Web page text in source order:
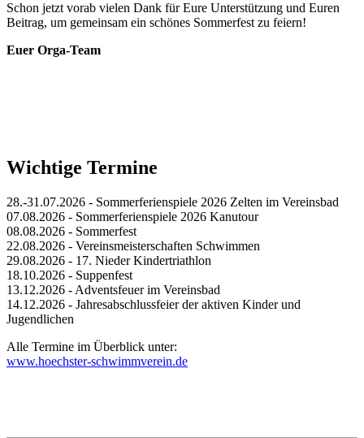
Schon jetzt vorab vielen Dank für Eure Unterstützung und Euren
Beitrag, um gemeinsam ein schönes Sommerfest zu feiern!
Euer Orga-Team
Wichtige Termine
28.-31.07.2026 - Sommerferienspiele 2026 Zelten im Vereinsbad
07.08.2026 - Sommerferienspiele 2026 Kanutour
08.08.2026 - Sommerfest
22.08.2026 - Vereinsmeisterschaften Schwimmen
29.08.2026 - 17. Nieder Kindertriathlon
18.10.2026 - Suppenfest
13.12.2026 - Adventsfeuer im Vereinsbad
14.12.2026 - Jahresabschlussfeier der aktiven Kinder und
Jugendlichen
Alle Termine im Überblick unter:
www.hoechster-schwimmverein.de